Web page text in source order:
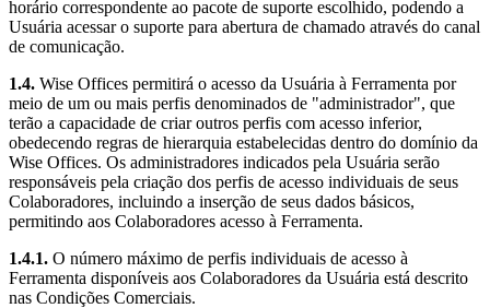
horário correspondente ao pacote de suporte escolhido, podendo a
Usuária acessar o suporte para abertura de chamado através do canal
de comunicação.
1.4. Wise Offices permitirá o acesso da Usuária à Ferramenta por
meio de um ou mais perfis denominados de "administrador", que
terão a capacidade de criar outros perfis com acesso inferior,
obedecendo regras de hierarquia estabelecidas dentro do domínio da
Wise Offices. Os administradores indicados pela Usuária serão
responsáveis pela criação dos perfis de acesso individuais de seus
Colaboradores, incluindo a inserção de seus dados básicos,
permitindo aos Colaboradores acesso à Ferramenta.
1.4.1. O número máximo de perfis individuais de acesso à
Ferramenta disponíveis aos Colaboradores da Usuária está descrito
nas Condições Comerciais.